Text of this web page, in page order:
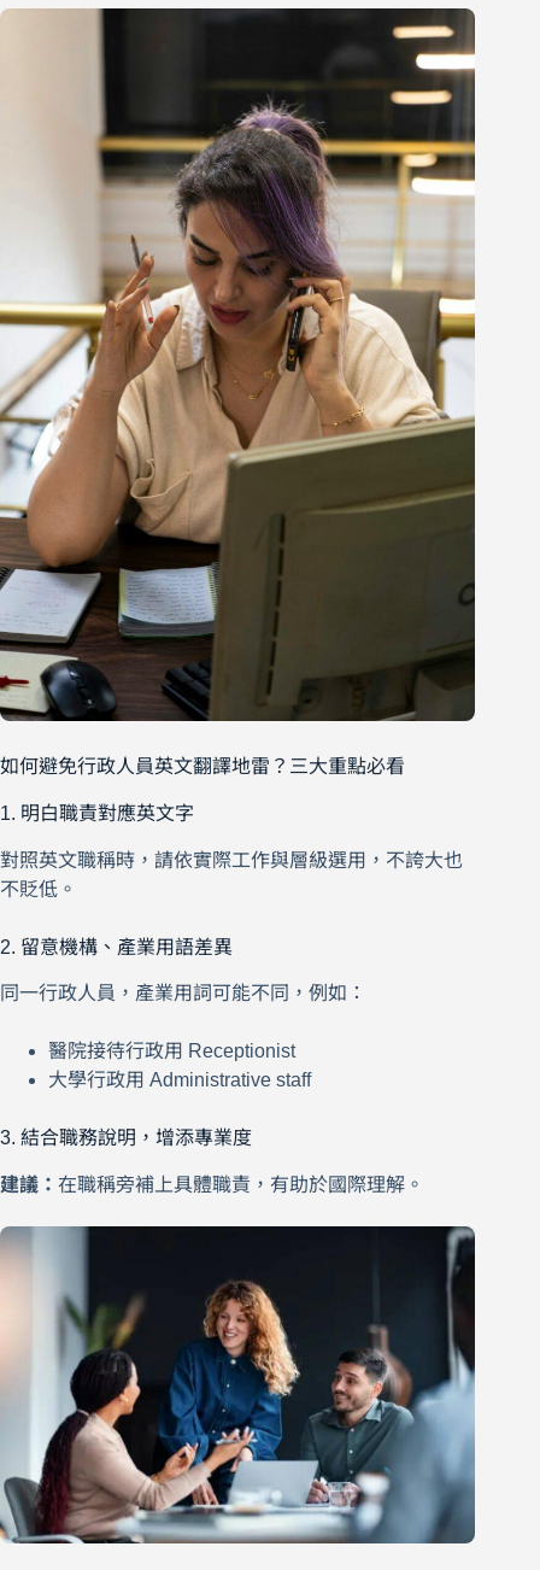
如何避免行政人員英文翻譯地雷？三大重點必看
1. 明白職責對應英文字
對照英文職稱時，請依實際工作與層級選用，不誇大也
不貶低。
2. 留意機構、產業用語差異
同一行政人員，產業用詞可能不同，例如：
醫院接待行政用 Receptionist
大學行政用 Administrative staff
3. 結合職務說明，增添專業度
建議： 在職稱旁補上具體職責，有助於國際理解。